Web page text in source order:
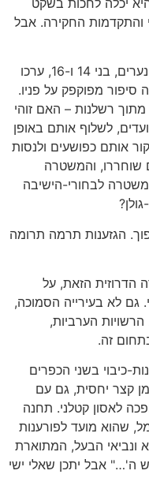
והתקדמות החקירה. אבל
המשטרה הודיעה בקולי-קולות ששני הנערים, בני 14 ו-16, ערכו
סיפור מפוקפק על פניו.
רשלנות – האם זוהי
לשלוף אותם באופן
אותם כפושעים ולנסות
שוחררו, והמשטרה
לבחורי-הישיבה
הגזענות תרמה תרומה
הדרוזית הזאת, על
גם לא בעירייה הסמוכה,
15,500 תושביה. הרשויות הערביות,
זה.
כיבוי בשני הכפרים
קצר יחסית, גם עם
לאסון קטלני. תחנה
שהוא מועד לפורענות
ונביאי הבעל, המתוארת
ה'…" אבל יתכן שאלי ישי